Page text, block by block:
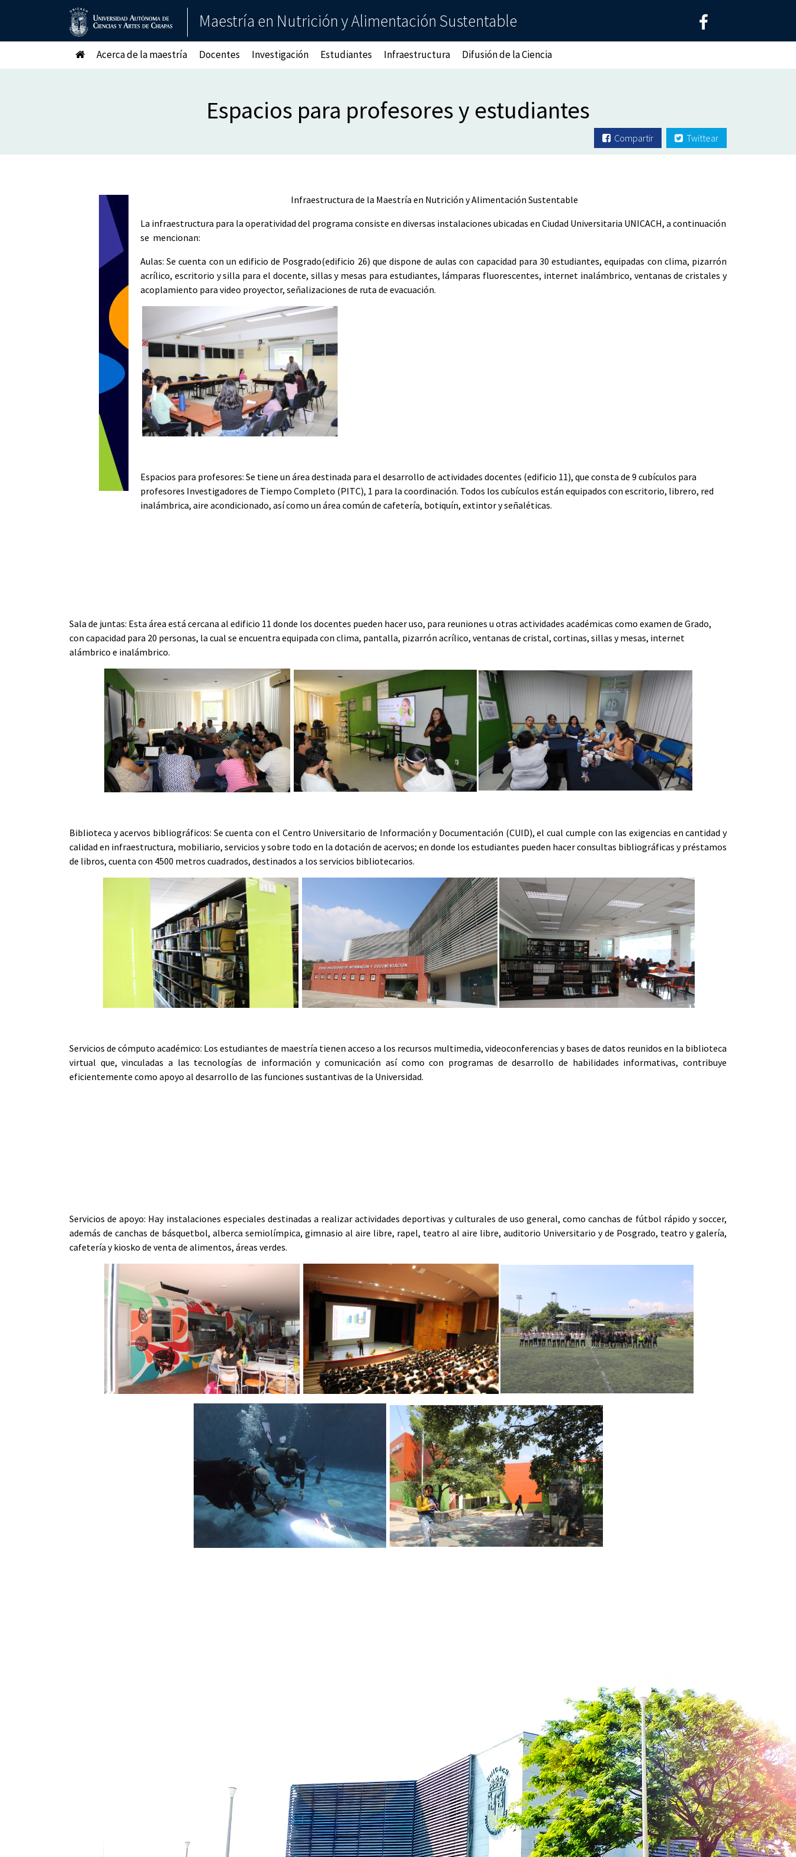
Maestría en Nutrición y Alimentación Sustentable
Acerca de la maestría Docentes Investigación Estudiantes Infraestructura Difusión de la Ciencia
Espacios para profesores y estudiantes
Compartir Twittear
Infraestructura de la Maestría en Nutrición y Alimentación Sustentable
La infraestructura para la operatividad del programa consiste en diversas instalaciones ubicadas en Ciudad Universitaria UNICACH, a continuación
se mencionan:
Aulas: Se cuenta con un edificio de Posgrado(edificio 26) que dispone de aulas con capacidad para 30 estudiantes, equipadas con clima, pizarrón
acrílico, escritorio y silla para el docente, sillas y mesas para estudiantes, lámparas fluorescentes, internet inalámbrico, ventanas de cristales y
acoplamiento para video proyector, señalizaciones de ruta de evacuación.
Espacios para profesores: Se tiene un área destinada para el desarrollo de actividades docentes (edificio 11), que consta de 9 cubículos para
profesores Investigadores de Tiempo Completo (PITC), 1 para la coordinación. Todos los cubículos están equipados con escritorio, librero, red
inalámbrica, aire acondicionado, así como un área común de cafetería, botiquín, extintor y señaléticas.
Sala de juntas: Esta área está cercana al edificio 11 donde los docentes pueden hacer uso, para reuniones u otras actividades académicas como examen de Grado,
con capacidad para 20 personas, la cual se encuentra equipada con clima, pantalla, pizarrón acrílico, ventanas de cristal, cortinas, sillas y mesas, internet
alámbrico e inalámbrico.
Biblioteca y acervos bibliográficos: Se cuenta con el Centro Universitario de Información y Documentación (CUID), el cual cumple con las exigencias en cantidad y
calidad en infraestructura, mobiliario, servicios y sobre todo en la dotación de acervos; en donde los estudiantes pueden hacer consultas bibliográficas y préstamos
de libros, cuenta con 4500 metros cuadrados, destinados a los servicios bibliotecarios.
Servicios de cómputo académico: Los estudiantes de maestría tienen acceso a los recursos multimedia, videoconferencias y bases de datos reunidos en la biblioteca
virtual que, vinculadas a las tecnologías de información y comunicación así como con programas de desarrollo de habilidades informativas, contribuye
eficientemente como apoyo al desarrollo de las funciones sustantivas de la Universidad.
Servicios de apoyo: Hay instalaciones especiales destinadas a realizar actividades deportivas y culturales de uso general, como canchas de fútbol rápido y soccer,
además de canchas de básquetbol, alberca semiolímpica, gimnasio al aire libre, rapel, teatro al aire libre, auditorio Universitario y de Posgrado, teatro y galería,
cafetería y kiosko de venta de alimentos, áreas verdes.